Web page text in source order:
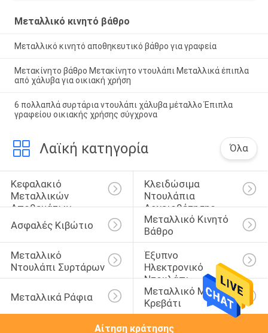
Μεταλλικό κινητό βάθρο
Μεταλλικό κινητό αποθηκευτικό βάθρο για γραφεία
Μετακίνητο βάθρο Μετακίνητο ντουλάπι Μεταλλικά έπιπλα
από χάλυβα για οικιακή χρήση
6 πολλαπλά συρτάρια ντουλάπι χάλυβα μέταλλο Έπιπλα
γραφείου οικιακής χρήσης σύγχρονα
Λαϊκή κατηγορία Όλα
Κεφαλακιό
Μεταλλικών
Αποθεμάτων
Κλειδώσιμα
Ντουλάπια
Αρχειοθέτησης
Ασφαλές Κιβώτιο
Μεταλλικό Κινητό
Βάθρο
Μεταλλικό
Ντουλάπι Συρτάρων
Έξυπνο
Ηλεκτρονικό
Ντουλάπι
Μεταλλικά Ράφια
Μεταλλικό Μονό
Κρεβάτι
Αίτηση κράτησης